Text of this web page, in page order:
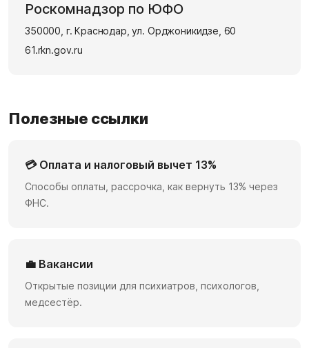
Роскомнадзор по ЮФО
350000, г. Краснодар, ул. Орджоникидзе, 60
61.rkn.gov.ru
Полезные ссылки
💳 Оплата и налоговый вычет 13%
Способы оплаты, рассрочка, как вернуть 13% через
ФНС.
💼 Вакансии
Открытые позиции для психиатров, психологов,
медсестёр.